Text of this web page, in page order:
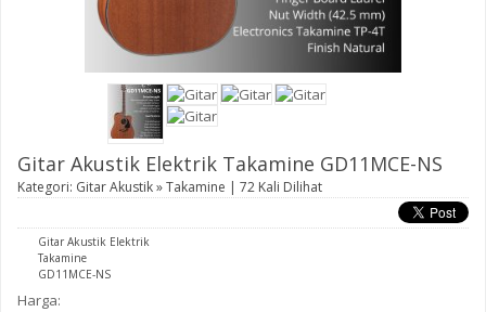
Gitar Akustik Elektrik Takamine GD11MCE-NS
Kategori: Gitar Akustik»Takamine | 72 Kali Dilihat
Gitar Akustik Elektrik
Takamine
GD11MCE-NS
Harga: